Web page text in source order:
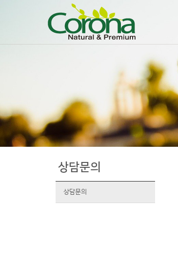
상담문의
상담문의